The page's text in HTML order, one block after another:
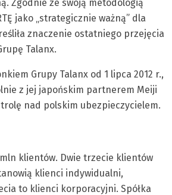
Zgodnie ze swoją metodologią
jako „strategicznie ważną” dla
znaczenie ostatniego przejęcia
Talanx.
Grupy Talanx od 1 lipca 2012 r.,
z jej japońskim partnerem Meiji
nad polskim ubezpieczycielem.
mln klientów. Dwie trzecie klientów
klienci indywidualni,
to klienci korporacyjni. Spółka